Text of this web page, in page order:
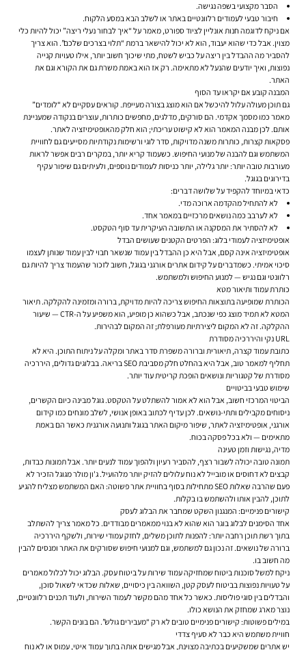
הסבר מקצועי בשפה נגישה.
חיבור טבעי לעמודים רלוונטיים באתר או לשלב הבא במסע הלקוח.
אם ניקח לדוגמה חנות אונליין לציוד ספורט, מאמר על “איך לבחור נעלי ריצה” יכול להיות כלי
מצוין. אבל כדי שהוא יעבוד, הוא לא יכול להישאר ברמת “תלוי בצרכים שלכם”. הוא צריך
להסביר מה ההבדל בין ריצה על כביש לשטח, מתי שיכוך חשוב יותר, אילו טעויות קנייה
נפוצות, ואיך יודעים שהנעל לא מתאימה. רק אז הוא באמת משרת גם את הקורא וגם את
האתר.
המבנה קובע אם יקראו עד הסוף
גם תוכן מעולה עלול להיכשל אם הוא מוצג בצורה מעייפת. קוראים עסקיים לא “לומדים”
מאמר כמו מסמך אקדמי. הם סורקים, מדלגים, מחפשים כותרות, עוצרים בנקודה שמעניינת
אותם. לכן מבנה המאמר הוא לא קישוט עריכתי; הוא חלק מהאופטימיזציה לאתר.
פסקאות קצרות, כותרות משנה מדויקות, סדר לוגי ורשימות נקודתיות מסייעים גם לחוויית
המשתמש וגם להבנה של מנועי החיפוש. כשעמוד קריא יותר, במקרים רבים אפשר לראות
מעורבות טובה יותר: יותר גלילה, יותר כניסות לעמודים נוספים, ולעיתים גם שיפור עקיף
בדירוגים בגוגל.
כדאי במיוחד להקפיד על שלושה דברים:
לא להתחיל מהקדמה ארוכה מדי.
לא לערבב כמה נושאים מרכזיים במאמר אחד.
לא להסתיר את המסקנה או התשובה העיקרית עד סוף הטקסט.
אופטימיזציה לעמודי בלוג: הפרטים הקטנים שעושים הבדל
אופטימיזציה אינה קסם, אבל היא כן ההבדל בין עמוד שנשאר חבוי לבין עמוד שנותן לעצמו
סיכוי אמיתי. כשמדברים על קידום אתרים אורגני בגוגל, חשוב לזכור שהעמוד צריך להיות גם
רלוונטי וגם נגיש — למנוע החיפוש ולמשתמש.
כותרת עמוד ותיאור מטא
הכותרת שמופיעה בתוצאות החיפוש צריכה להיות מדויקת, ברורה ומזמינה להקלקה. תיאור
המטא לא תמיד מוצג כפי שנכתב, אבל כשהוא כן מופיע, הוא משפיע על ה-CTR — שיעור
ההקלקה. זה לא המקום ליצירתיות מעורפלת; זה המקום לבהירות.
URL נקי והיררכיה מסודרת
כתובת עמוד קצרה, תיאורית וברורה משפרת סדר באתר ומקלה על ניתוח התוכן. היא לא
תחליף למאמר טוב, אבל היא בהחלט חלק מסביבת SEO בריאה. בבלוגים גדולים, היררכיה
מסודרת של קטגוריות ונושאים הופכת קריטית עוד יותר.
שימוש טבעי בביטויים
הביטוי המרכזי חשוב, אבל הוא לא אמור להשתלט על הטקסט. גוגל מבינה כיום הקשרים,
ניסוחים מקבילים ותתי-נושאים. לכן עדיף לכתוב באופן אנושי, לשלב מונחים כמו קידום
אורגני, אופטימיזציה לאתר, שיפור מיקום האתר בגוגל ותנועה אורגנית כאשר הם באמת
מתאימים — ולא בכל פסקה בכוח.
מדיה, נגישות וזמן טעינה
תמונה טובה יכולה לשבור רצף, להסביר רעיון ולהפוך עמוד לנעים יותר. אבל תמונות כבדות,
קבצים לא דחוסים או מובייל לא נוח עלולים להזיק יותר מלהועיל. ג'ון מולר מגוגל הזכיר לא
פעם שהרבה שאלות SEO מתחילות בסוף בחוויית אתר פשוטה: האם המשתמש מצליח להגיע
לתוכן, להבין אותו ולהשתמש בו בקלות.
קישורים פנימיים: המנגנון השקט שמחבר את הבלוג לעסק
אחד הסימנים לבלוג בוגר הוא שהוא לא בנוי ממאמרים מבודדים. כל מאמר צריך להשתלב
בתוך רשת תוכן רחבה יותר: להפנות לתוכן משלים, לחזק עמודי שירות, ולשקף היררכיה
ברורה של נושאים. זה נכון גם למשתמש, וגם למנועי חיפוש שסורקים את האתר ומנסים להבין
מה חשוב בו.
ניקח למשל סוכנות ביטוח שמחזיקה עמוד שירות על ביטוח עסק. הבלוג יכול לכלול מאמרים
על טעויות נפוצות בביטוח לעסק קטן, השוואה בין כיסויים, שאלות שכדאי לשאול סוכן,
והבדלים בין סוגי פוליסות. כאשר כל אחד מהם מקשר לעמוד השירות, ולעוד תכנים רלוונטיים,
נוצר מארג שמחזק את הנושא כולו.
במילים פשוטות: קישורים פנימיים טובים לא רק “מעבירים גולש”. הם בונים הקשר.
חוויית משתמש היא כבר לא סעיף צדדי
יש אתרים שמשקיעים בכתיבה מצוינת, אבל מגישים אותה בתוך עמוד איטי, עמוס או לא נוח